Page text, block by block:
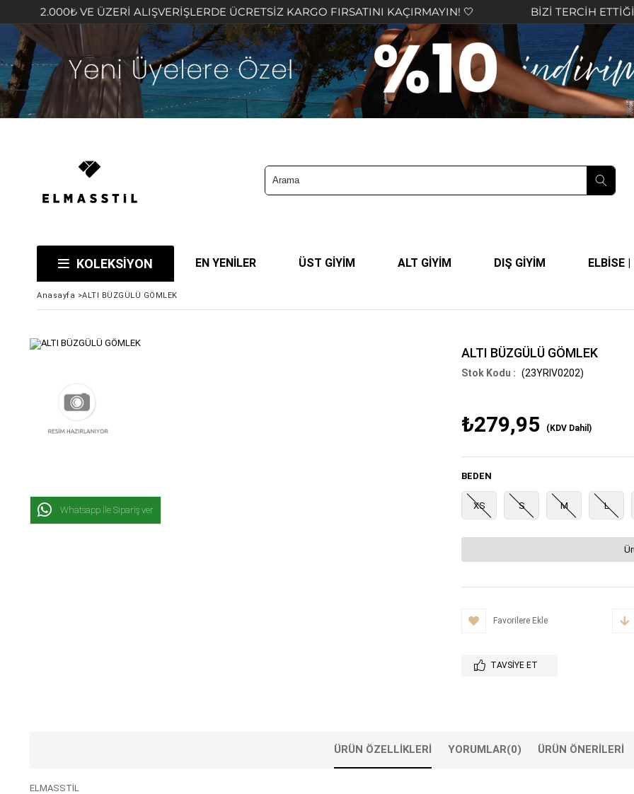
VE ÜZERİ ALIŞVERİŞLERDE ÜCRETSİZ KARGO FIRSATINI KAÇIRMAYIN! 🤍 BİZİ TERCİH ETTİĞİNİZ
KOLEKSİYON EN YENİLER ÜST GİYİM ALT GİYİM DIŞ GİYİM ELBİSE
Anasayfa >ALTI BÜZGÜLÜ GÖMLEK
Whatsapp İle Sipariş ver
ALTI BÜZGÜLÜ GÖMLEK
(23YRIV0202)
₺279,95 (KDV Dahil)
BEDEN
XS S M L
Favorilere Ekle
TAVSIYE ET
ÜRÜN ÖZELLIKLERI YORUMLAR(0) ÜRÜN ÖNERILERI
ELMASSTİL